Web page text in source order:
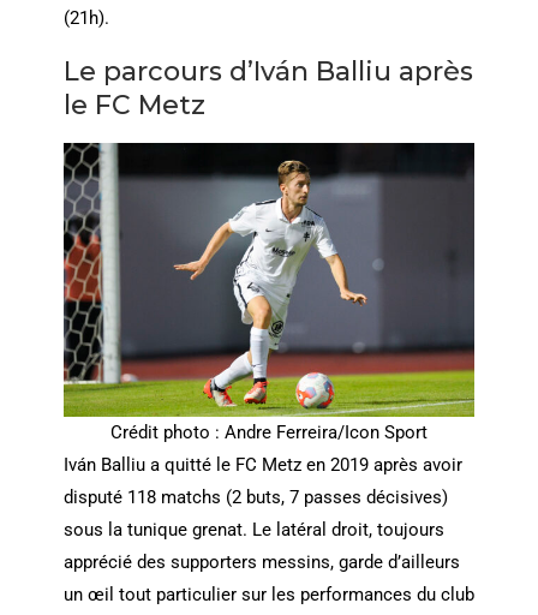
(21h).
Le parcours d’Iván Balliu après
le FC Metz
Crédit photo : Andre Ferreira/Icon Sport
Iván Balliu a quitté le FC Metz en 2019 après avoir
disputé 118 matchs (2 buts, 7 passes décisives)
sous la tunique grenat. Le latéral droit, toujours
apprécié des supporters messins, garde d’ailleurs
un œil tout particulier sur les performances du club